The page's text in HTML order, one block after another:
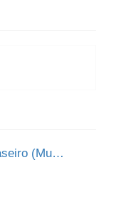
Camundongo, Catita, Ratinho Caseiro (Mus Musculus)